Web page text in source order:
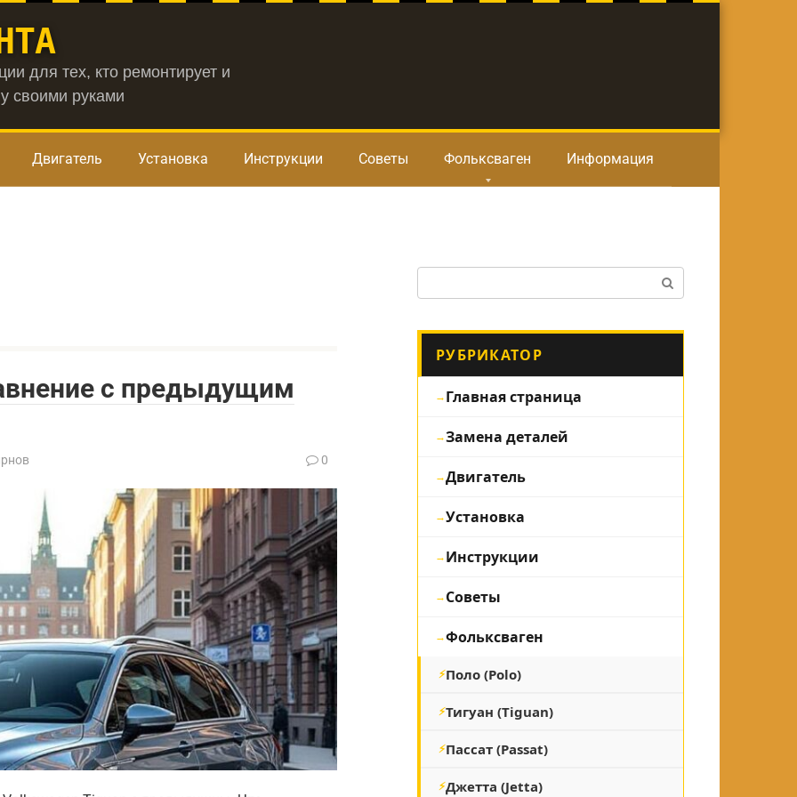
для тех, кто ремонтирует и
своими руками
Двигатель Установка Инструкции Советы Фольксваген Информация
с предыдущим
0
РУБРИКАТОР
Главная страница
Замена деталей
Двигатель
Установка
Инструкции
Советы
Фольксваген
Поло (Polo)
Тигуан (Tiguan)
Пассат (Passat)
Джетта (Jetta)